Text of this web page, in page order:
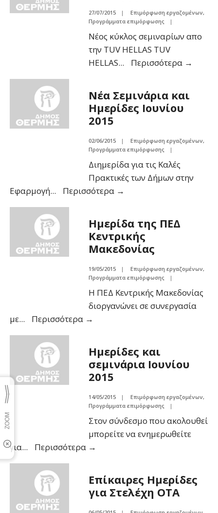
27/07/2015 | Επιμόρφωση εργαζομένων,
Προγράμματα επιμόρφωσης
|
Νέος κύκλος σεμιναρίων απο
την TUV HELLAS TUV
HELLAS... Περισσότερα →
Νέα Σεμινάρια και
Ημερίδες Ιουνίου
2015
02/06/2015 | Επιμόρφωση εργαζομένων,
Προγράμματα επιμόρφωσης
|
Διημερίδα για τις Καλές
Πρακτικές των Δήμων στην
Εφαρμογή... Περισσότερα →
Ημερίδα της ΠΕΔ
Κεντρικής
Μακεδονίας
19/05/2015 | Επιμόρφωση εργαζομένων,
Προγράμματα επιμόρφωσης
|
Η ΠΕΔ Κεντρικής Μακεδονίας
διοργανώνει σε συνεργασία
με... Περισσότερα →
Ημερίδες και
σεμινάρια Ιουνίου
2015
14/05/2015 | Επιμόρφωση εργαζομένων,
Προγράμματα επιμόρφωσης
|
Στον σύνδεσμο που ακολουθεί
μπορείτε να ενημερωθείτε
για... Περισσότερα →
Επίκαιρες Ημερίδες
για Στελέχη ΟΤΑ